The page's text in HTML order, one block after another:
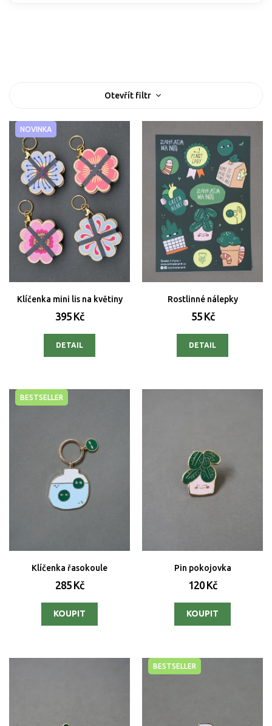
Otevřít filtr
NOVINKA
Klíčenka mini lis na květiny
395 Kč
DETAIL
Rostlinné nálepky
55 Kč
DETAIL
BESTSELLER
Klíčenka řasokoule
285 Kč
Pin pokojovka
120 Kč
BESTSELLER